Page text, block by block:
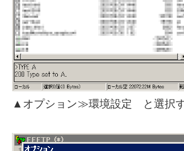
▲オプション≫環境設定 と選択す